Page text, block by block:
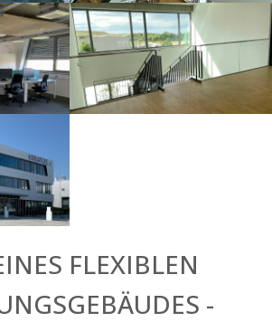
FLEXIBLEN
-